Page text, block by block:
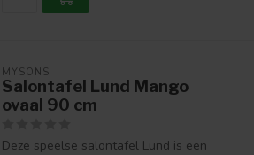
MYSONS
Salontafel Lund Mango
ovaal 90 cm
Deze speelse salontafel Lund is een